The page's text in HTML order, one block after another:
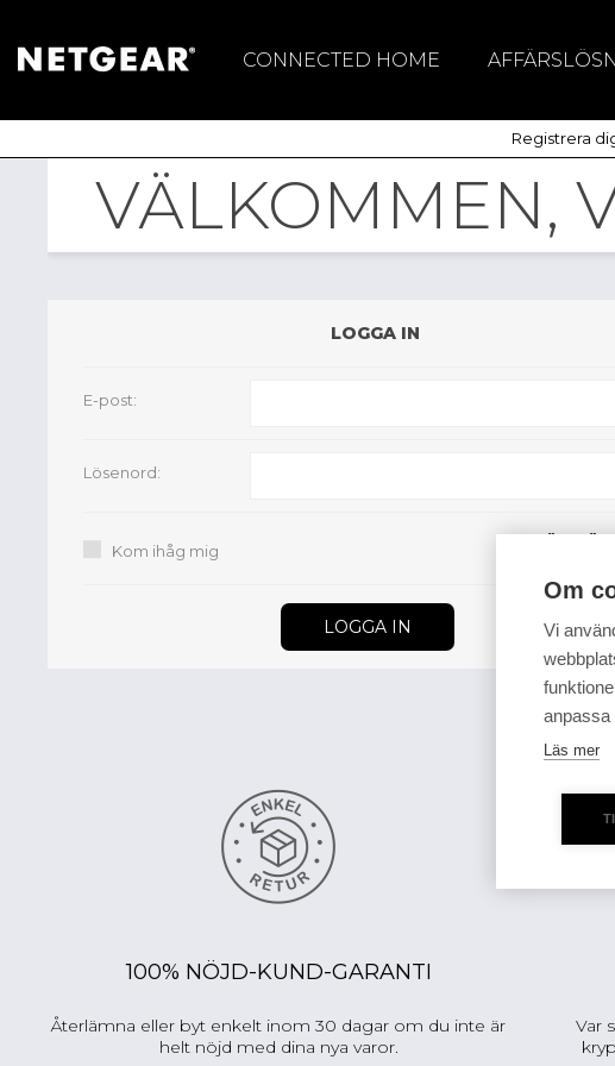
CONNECTED HOME
Mobila Routers &
Routrar
Meural Digital
Fotoram
Trådlöst
Registrera
VÄLKOMMEN,
LOGGA IN
E-post:
Lösenord:
Kom ihåg mig
Glömt
100% NÖJD-KUND-GARANTI
Återlämna eller byt enkelt inom 30 dagar om du inte är
helt nöjd med dina nya varor.
Var
Om
Vi
anpassa
Läs mer